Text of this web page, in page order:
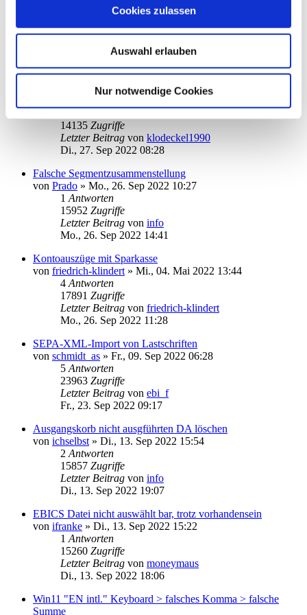
Cookies zulassen
Auswahl erlauben
Nur notwendige Cookies
Mo., 10. Okt 2022 17:41
1Antworten
Letzter Beitragvonebi_f
Di., 11. Okt 2022 22:32
chipkarten-Leser Auswahl
Di., 27. Sep 2022 08:28
14135 Zugriffe
Letzter Beitrag von klodeckel1990
Di., 27. Sep 2022 08:28
Falsche Segmentzusammenstellung
von Prado » Mo., 26. Sep 2022 10:27
1 Antworten
15952 Zugriffe
Letzter Beitrag von info
Mo., 26. Sep 2022 14:41
Kontoauszüge mit Sparkasse
von friedrich-klindert » Mi., 04. Mai 2022 13:44
4 Antworten
17891 Zugriffe
Letzter Beitrag von friedrich-klindert
Mo., 26. Sep 2022 11:28
SEPA-XML-Import von Lastschriften
von schmidt_as » Fr., 09. Sep 2022 06:28
5 Antworten
23963 Zugriffe
Letzter Beitrag von ebi_f
Fr., 23. Sep 2022 09:17
Ausgangskorb nicht ausgführten DA löschen
von ichselbst » Di., 13. Sep 2022 15:54
2 Antworten
15857 Zugriffe
Letzter Beitrag von info
Di., 13. Sep 2022 19:07
EBICS Datei nicht auswählt bar, trotz vorhandensein
von ifranke » Di., 13. Sep 2022 15:22
1 Antworten
15260 Zugriffe
Letzter Beitrag von moneymaus
Di., 13. Sep 2022 18:06
Win11 "EN intl." Keyboard > falsches Komma > falsche
Summe